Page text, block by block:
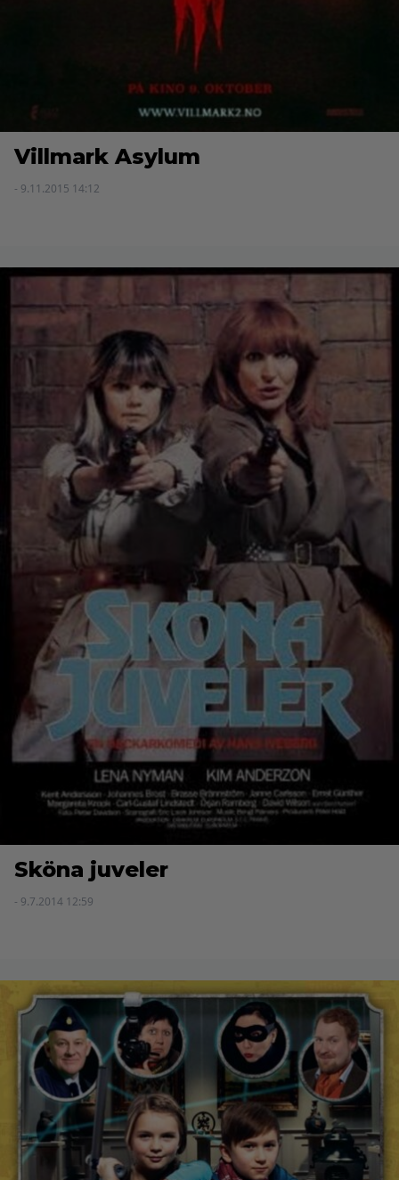
Villmark Asylum
- 9.11.2015 14:12
Sköna juveler
- 9.7.2014 12:59